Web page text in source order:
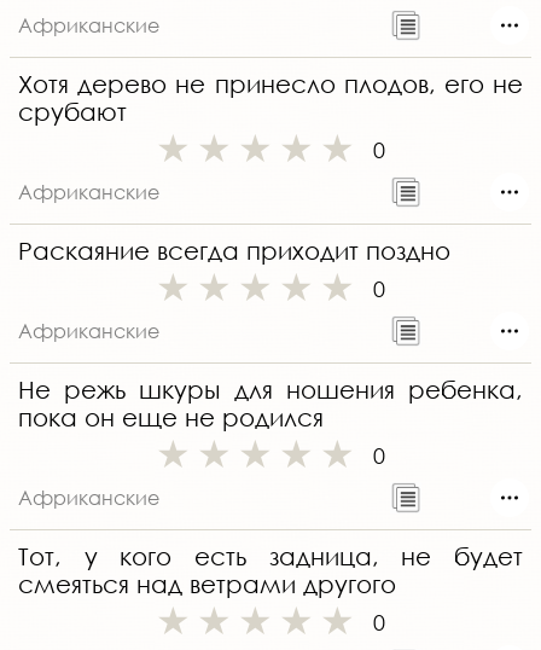
Африканские
Хотя дерево не принесло плодов, его не
срубают
0
Африканские
Раскаяние всегда приходит поздно
0
Африканские
Не режь шкуры для ношения ребенка,
пока он еще не родился
0
Африканские
Тот, у кого есть задница, не будет
смеяться над ветрами другого
0